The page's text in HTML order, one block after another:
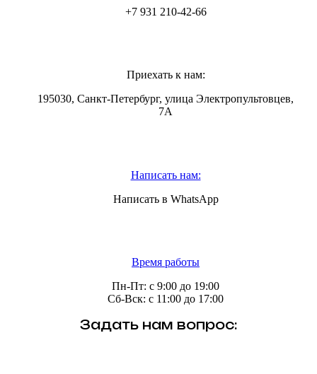
+7 931 210-42-66
Приехать к нам:
195030, Санкт-Петербург, улица Электропультовцев,
7А
Написать нам:
Написать в WhatsApp
Время работы
Пн-Пт: с 9:00 до 19:00
Сб-Вск: с 11:00 до 17:00
Задать нам вопрос: